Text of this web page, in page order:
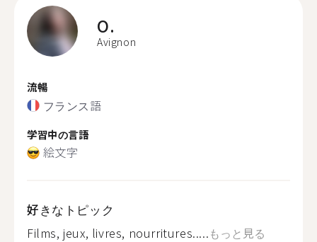
O.
Avignon
流暢
フランス語
学習中の言語
絵文字
好きなトピック
Films, jeux, livres, nourritures.....もっと見る